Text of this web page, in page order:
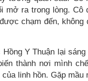
mở ra trong lòng.
chạm đến,
Y Thuận lại
thành nơi mình
linh hồn. Gặp